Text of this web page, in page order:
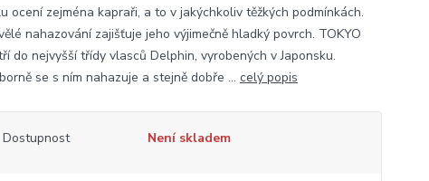
ocení zejména kapraři, a to v jakýchkoliv těžkých podmínkách.
nahazování zajišťuje jeho výjimečně hladký povrch. TOKYO
do nejvyšší třídy vlasců Delphin, vyrobených v Japonsku.
se s ním nahazuje a stejně dobře ... celý popis
Dostupnost Není skladem